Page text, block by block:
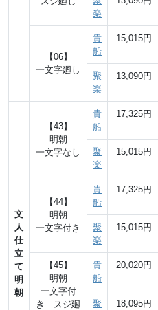
楽
【06】
一文字廻し
貴
船
15,015円
聚
楽
13,090円
文
人
仕
立
て
明
朝
【43】
明朝
一文字なし
貴
船
17,325円
聚
楽
15,015円
【44】
明朝
一文字付き
貴
船
17,325円
聚
楽
15,015円
【45】
明朝
一文字付
き スジ廻
貴
船
20,020円
聚
18,095円